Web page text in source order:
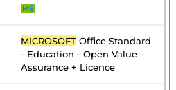
MS
MICROSOFT Office Standard
- Education - Open Value -
Assurance + Licence